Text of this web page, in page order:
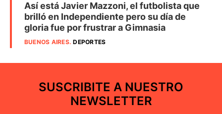
Así está Javier Mazzoni, el futbolista que
brilló en Independiente pero su día de
gloria fue por frustrar a Gimnasia
BUENOS AIRES.DEPORTES
SUSCRIBITE A NUESTRO
NEWSLETTER